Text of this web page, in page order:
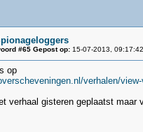
#65 Gepost op:15-07-2013,
op
verhalen/
verhaal gisteren geplaatst maar